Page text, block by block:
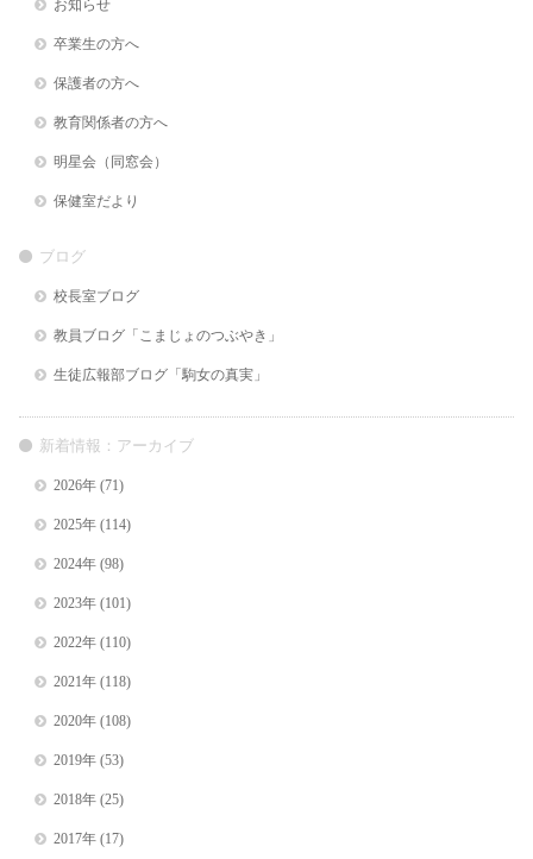
お知らせ
卒業生の方へ
保護者の方へ
教育関係者の方へ
明星会（同窓会）
保健室だより
ブログ
校長室ブログ
教員ブログ「こまじょのつぶやき」
生徒広報部ブログ「駒女の真実」
新着情報：アーカイブ
2026年(71)
2025年(114)
2024年(98)
2023年(101)
2022年(110)
2021年(118)
2020年(108)
2019年(53)
2018年(25)
2017年(17)